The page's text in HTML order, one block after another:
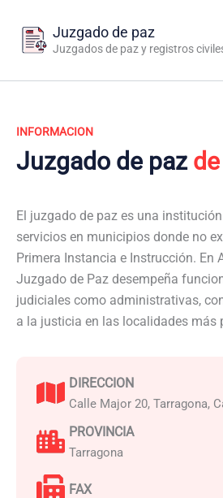
contenido
Juzgado de paz
Juzgados de paz y registros
INFORMACION
Juzgado de paz
El juzgado de paz es una
servicios en municipios donde no
Primera Instancia e Instrucción. En
Juzgado de Paz desempeña
judiciales como administrativas,
a la justicia en las localidades más
DIRECCION
Calle Major 20, Tarragona,
PROVINCIA
Tarragona
FAX